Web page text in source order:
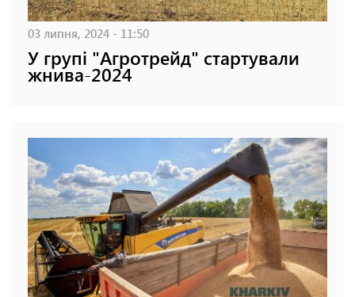
03 липня, 2024 - 11:50
У групі "Агротрейд" стартували
жнива-2024